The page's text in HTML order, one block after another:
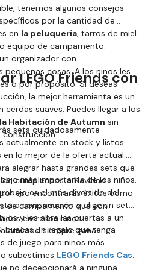
tenemos algunos consejos
por la cantidad de
en la peluquería, tarros de miel
o equipo de campamento.
organizador con
cosas. A los niños les
o por propósito. Si deseas
la mejor herramienta es un
suaves. Puedes llegar a los
la Habitación de Autumn sin
construcción.
LEGO Friends con
sets cuidadosamente
actualmente en stock y listos
en lo mejor de la oferta actual:
alegrar hasta grandes sets que
cumpleaños o Navidad.
eso encontrarás éxitos como
de campamento que son
entre los niños.
más importante de los niños.
es el más divertido del
a continuación y elige un set
y les abra las puertas a un
amistad siempre gana.
buscas un regalo que tenga
de juego para niños más
subestimes LEGO Friends Casa
no decepcionará a ninguna